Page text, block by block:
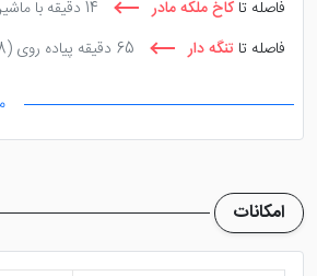
آلاچیق لذت غذاهای تازه و لذیذ را با
کنید.
فاصله تا كاخ ملكه مادر 14 دقیقه با ماشین
فاصله تا تنگه دار 65 دقیقه پیاده روی (4.8 کیلومتر)
امکانات